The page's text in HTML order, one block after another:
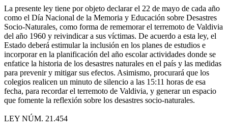
La presente ley tiene por objeto declarar el 22 de mayo de cada año
como el Día Nacional de la Memoria y Educación sobre Desastres
Socio-Naturales, como forma de rememorar el terremoto de Valdivia
del año 1960 y reivindicar a sus víctimas. De acuerdo a esta ley, el
Estado deberá estimular la inclusión en los planes de estudios e
incorporar en la planificación del año escolar actividades donde se
enfatice la historia de los desastres naturales en el país y las medidas
para prevenir y mitigar sus efectos. Asimismo, procurará que los
colegios realicen un minuto de silencio a las 15:11 horas de esa
fecha, para recordar el terremoto de Valdivia, y generar un espacio
que fomente la reflexión sobre los desastres socio-naturales.
LEY NÚM. 21.454